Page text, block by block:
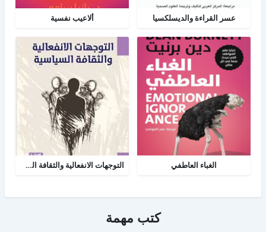
عسر القراءة والديسلكسيا ألاعيب نفسية
الغباء العاطفي التوجهات الانفعالية والثقافة السياسية
كتب مهمة